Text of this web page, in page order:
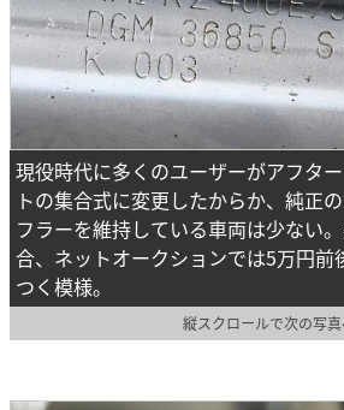
現役時代に多くのユーザーがアフタ
トの集合式に変更したからか、純正
フラーを維持している車両は少ない
合、ネットオークションでは5万円前
つく模様。
縦スクロールで次の写